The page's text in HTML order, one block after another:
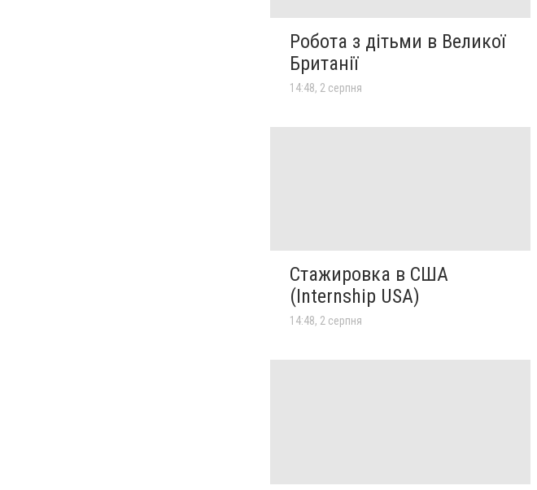
Робота з дітьми в Великої
Британії
14:48, 2 серпня
Стажировка в США
(Internship USA)
14:48, 2 серпня